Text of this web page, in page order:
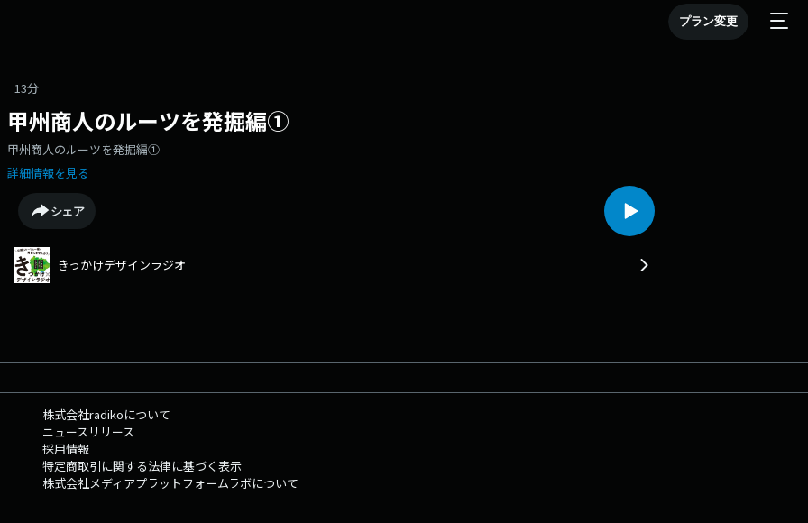
プラン変更
13分
甲州商人のルーツを発掘編①
甲州商人のルーツを発掘編①
詳細情報を見る
シェア
きっかけデザインラジオ
株式会社radikoについて
ニュースリリース
採用情報
特定商取引に関する法律に基づく表示
株式会社メディアプラットフォームラボについて